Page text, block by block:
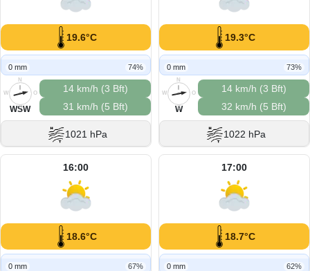
19.6°C
0 mm 74%
N
O
S
W
WSW
14 km/h (3 Bft)
31 km/h (5 Bft)
1021 hPa
19.3°C
0 mm 73%
N
O
S
W
W
14 km/h (3 Bft)
32 km/h (5 Bft)
1022 hPa
16:00
18.6°C
0 mm 67%
17:00
18.7°C
0 mm 62%